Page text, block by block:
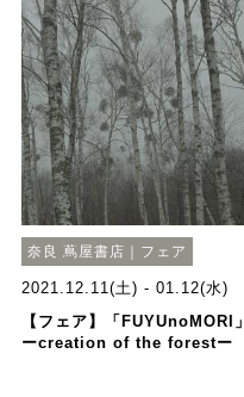
奈良 蔦屋書店｜フェア
2021.12.11(土) - 01.12(水)
【フェア】「FUYUnoMORI」
ーcreation of the forestー